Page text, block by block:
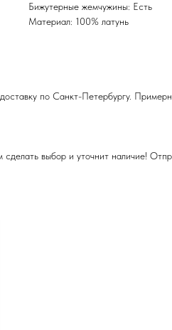
Бижутерные жемчужины: Есть
Материал: 100% латунь
по Санкт-Петербургу.
выбор и уточнит наличие!